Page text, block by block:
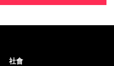
社會